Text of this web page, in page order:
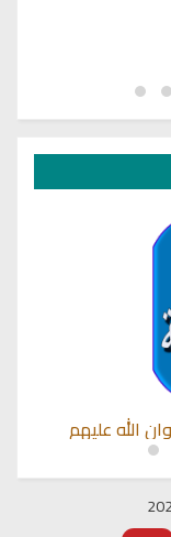
الله عليهم